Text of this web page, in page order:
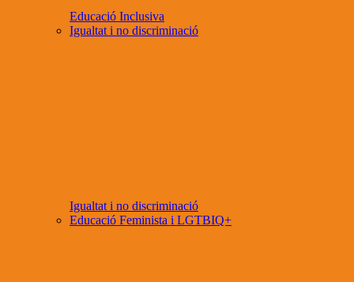
Educació Inclusiva
Igualtat i no discriminació
Igualtat i no discriminació
Educació Feminista i LGTBIQ+